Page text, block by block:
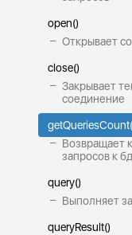
open()
Открывает
close()
Закрывает
соединение
Возвращает
запросов к бд
query()
Выполняет
queryResult()